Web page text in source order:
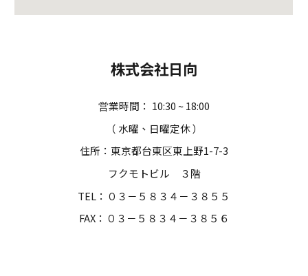
株式会社日向
営業時間： 10:30 ~ 18:00
（ 水曜 、 日曜定休 ）
住所：東京都台東区東上野1-7-3
フクモトビル ３階
TEL：０３－５８３４－３８５５
FAX：０３－５８３４－３８５６